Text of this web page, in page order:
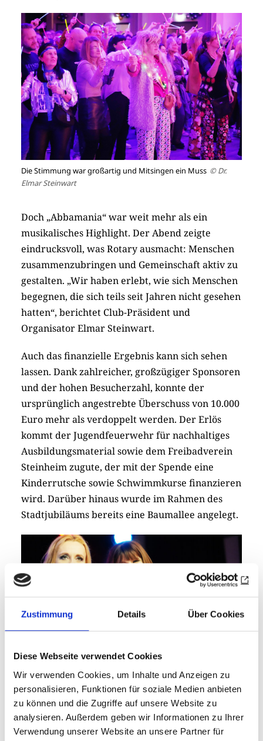
Zustimmung Details Über Cookies
Diese Webseite verwendet Cookies
Wir verwenden Cookies, um Inhalte und Anzeigen zu
personalisieren, Funktionen für soziale Medien anbieten
zu können und die Zugriffe auf unsere Website zu
analysieren. Außerdem geben wir Informationen zu Ihrer
Verwendung unserer Website an unsere Partner für
Die Stimmung war großartig und Mitsingen ein Muss © Dr.
Elmar Steinwart
Doch „Abbamania“ war weit mehr als ein
musikalisches Highlight. Der Abend zeigte
eindrucksvoll, was Rotary ausmacht: Menschen
zusammenzubringen und Gemeinschaft aktiv zu
gestalten. „Wir haben erlebt, wie sich Menschen
begegnen, die sich teils seit Jahren nicht gesehen
hatten“, berichtet Club-Präsident und
Organisator Elmar Steinwart.
Auch das finanzielle Ergebnis kann sich sehen
lassen. Dank zahlreicher, großzügiger Sponsoren
und der hohen Besucherzahl, konnte der
ursprünglich angestrebte Überschuss von 10.000
Euro mehr als verdoppelt werden. Der Erlös
kommt der Jugendfeuerwehr für nachhaltiges
Ausbildungsmaterial sowie dem Freibadverein
Steinheim zugute, der mit der Spende eine
Kinderrutsche sowie Schwimmkurse finanzieren
wird. Darüber hinaus wurde im Rahmen des
Stadtjubiläums bereits eine Baumallee angelegt.
© Dr. Elmar Steinwart
Die kostenfreie Nutzung der Stadthalle im